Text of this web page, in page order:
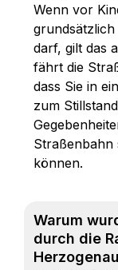
Wenn vor
darf, gilt das
fährt die
dass Sie in
zum
können.
Warum
durch die